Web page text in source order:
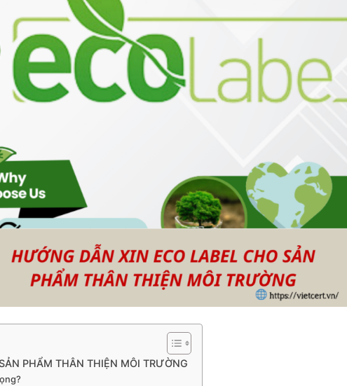
PHẨM THÂN THIỆN MÔI TRƯỜNG